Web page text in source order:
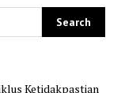
Ketidakpastian